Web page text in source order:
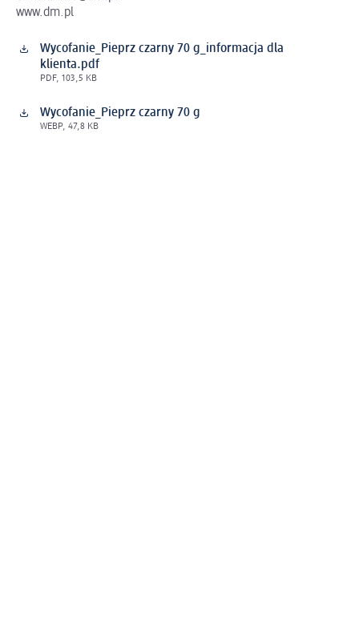
www.dm.pl
Wycofanie_Pieprz czarny 70 g_informacja dla
klienta.pdf
PDF, 103,5 KB
Wycofanie_Pieprz czarny 70 g
WEBP, 47,8 KB